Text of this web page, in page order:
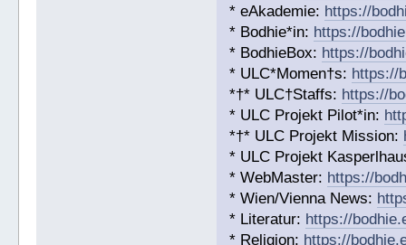
* eAkademie: https://
* Bodhie*in: https://
* BodhieBox: https://
* ULC*Momen†s: https://
*†* ULC†Staffs: https://
* ULC Projekt Pilot*in:
*†* ULC Projekt Mission:
* ULC Projekt
* WebMaster: https://
* Wien/Vienna News:
* Literatur: https://
* Religion: https://